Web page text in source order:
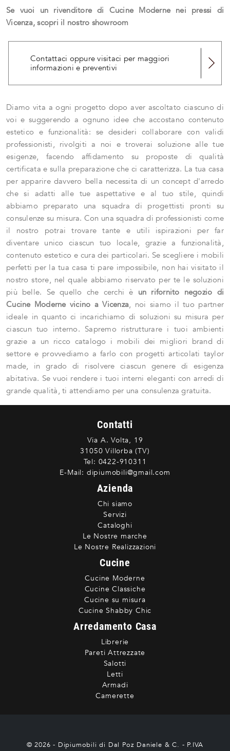
Se vuoi un rivenditore di Cucine Moderne nei pressi di
Vicenza, scopri il nostro showroom
Contattaci oppure visitaci per maggiori
informazioni e preventivi
Diamo vita a ogni progetto dopo aver ascoltato ciascuno di
voi e suggerendo a ognuno idee che accostano contenuto
estetico e funzionalità: se desideri collaborare con validi
professionisti, rivolgiti a noi e troverai soluzione alle tue
esigenze, facendo affidamento su proposte di qualità
certificata e sulla preparazione che ci caratterizza. La tua casa
per apparire davvero bella necessita di un concept d'arredo
che si adatti alle tue aspettative e al tuo stile, quindi
abbiamo preparato una squadra di progettisti pronti su
consulenze su misura. Con una squadra di professionisti come
il nostro potrai trovare tante e utili ispirazioni per far
diventare unico ciascun tuo locale, grazie a funzionalità,
contenuto estetico e cura dei particolari. Se scegliere i mobili
perfetti per la tua casa ti pare impossibile, non hai visitato il
nostro store, nel quale abbiamo riservato per te le soluzioni
più belle. Se quello che cerchi è un rifornito negozio di
Cucine Moderne vicino a Vicenza, noi siamo il tuo partner
ideale in quanto ci incarichiamo di soluzioni su misura per
ciascun tuo interno. Sapremo ristrutturare i tuoi ambienti
grazie a un ricco catalogo i mobili dei migliori brand di
settore e provvediamo a farlo con progetti articolati taylor
made, in grado di risolvere ciascun genere di esigenza
abitativa. Se vuoi rendere i tuoi interni eleganti con arredi di
grande qualità, ti attendiamo per una consulenza gratuita.
Contatti
Via A. Volta, 19
31050 Villorba (TV)
Tel: 0422-910311
E-Mail: dipiumobili@gmail.com
Azienda
Chi siamo
Servizi
Cataloghi
Le Nostre marche
Le Nostre Realizzazioni
Cucine
Cucine Moderne
Cucine Classiche
Cucine su misura
Cucine Shabby Chic
Arredamento Casa
Librerie
Pareti Attrezzate
Salotti
Letti
Armadi
Camerette
© 2026 - Dipiumobili di Dal Poz Daniele & C. - P.IVA